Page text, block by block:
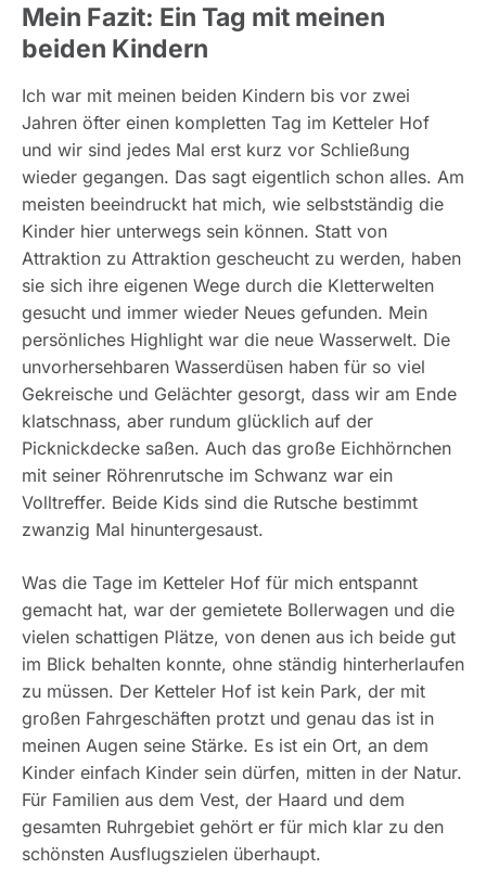
Mein Fazit: Ein Tag mit meinen
beiden Kindern
Ich war mit meinen beiden Kindern bis vor zwei
Jahren öfter einen kompletten Tag im Ketteler Hof
und wir sind jedes Mal erst kurz vor Schließung
wieder gegangen. Das sagt eigentlich schon alles. Am
meisten beeindruckt hat mich, wie selbstständig die
Kinder hier unterwegs sein können. Statt von
Attraktion zu Attraktion gescheucht zu werden, haben
sie sich ihre eigenen Wege durch die Kletterwelten
gesucht und immer wieder Neues gefunden. Mein
persönliches Highlight war die neue Wasserwelt. Die
unvorhersehbaren Wasserdüsen haben für so viel
Gekreische und Gelächter gesorgt, dass wir am Ende
klatschnass, aber rundum glücklich auf der
Picknickdecke saßen. Auch das große Eichhörnchen
mit seiner Röhrenrutsche im Schwanz war ein
Volltreffer. Beide Kids sind die Rutsche bestimmt
zwanzig Mal hinuntergesaust.
Was die Tage im Ketteler Hof für mich entspannt
gemacht hat, war der gemietete Bollerwagen und die
vielen schattigen Plätze, von denen aus ich beide gut
im Blick behalten konnte, ohne ständig hinterherlaufen
zu müssen. Der Ketteler Hof ist kein Park, der mit
großen Fahrgeschäften protzt und genau das ist in
meinen Augen seine Stärke. Es ist ein Ort, an dem
Kinder einfach Kinder sein dürfen, mitten in der Natur.
Für Familien aus dem Vest, der Haard und dem
gesamten Ruhrgebiet gehört er für mich klar zu den
schönsten Ausflugszielen überhaupt.